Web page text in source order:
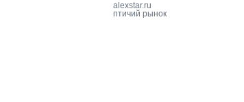
alexstar.ru
птичий рынок